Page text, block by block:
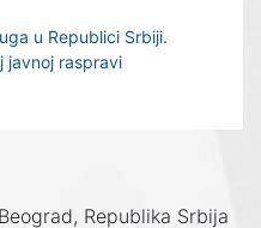
u Republici Srbiji.
javnoj raspravi
Republika Srbija